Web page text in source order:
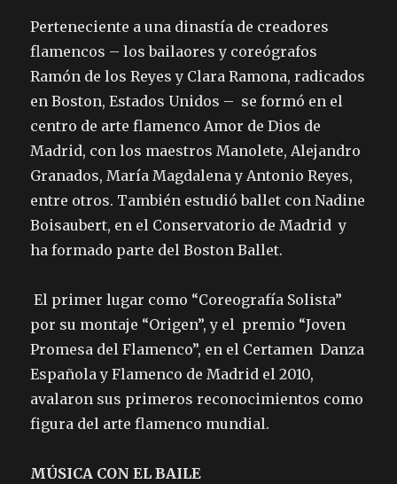
Perteneciente a una dinastía de creadores
flamencos – los bailaores y coreógrafos
Ramón de los Reyes y Clara Ramona, radicados
en Boston, Estados Unidos – se formó en el
centro de arte flamenco Amor de Dios de
Madrid, con los maestros Manolete, Alejandro
Granados,María Magdalena y Antonio Reyes,
entre otros. También estudió ballet con Nadine
Boisaubert, en el Conservatorio de Madrid y
ha formado parte del Boston Ballet.
El primer lugar como “Coreografía Solista”
por su montaje “Origen”, y el premio “Joven
Promesa del Flamenco”, en el Certamen Danza
Española y Flamenco de Madrid el 2010,
avalaron sus primeros reconocimientos como
figura del arte flamenco mundial.
MÚSICA CON EL BAILE